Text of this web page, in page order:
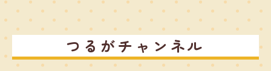
つるがチャンネル